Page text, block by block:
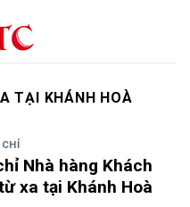
TẠI KHÁNH HOÀ
Nhà hàng Khách
xa tại Khánh Hoà